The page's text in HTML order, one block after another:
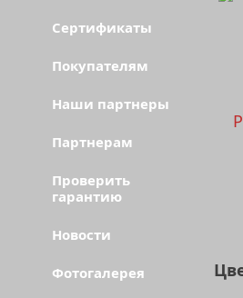
Сертификаты
Покупателям
Наши партнеры
Партнерам
Проверить
гарантию
Новости
Фотогалерея